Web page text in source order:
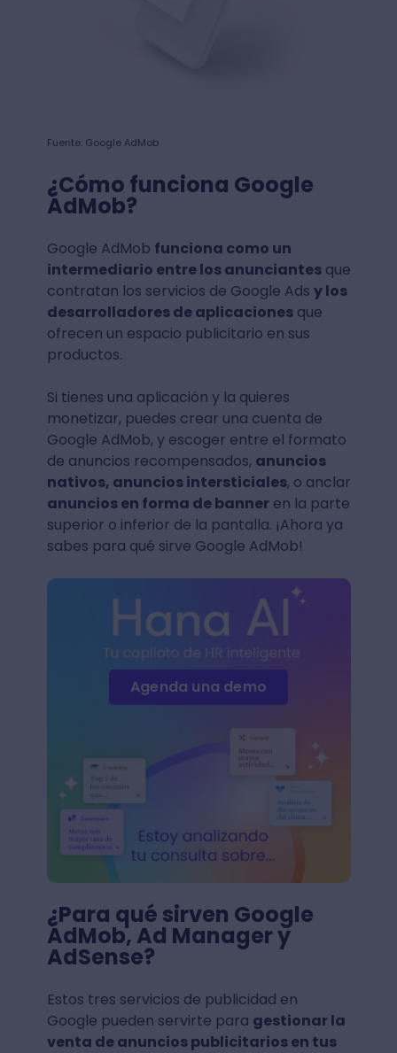
Fuente: Google AdMob
¿Cómo funciona Google
AdMob?
Google AdMob funciona como un
intermediario entre los anunciantesque
contratan los servicios de Google Ads y los
desarrolladores de aplicacionesque
ofrecen un espacio publicitario en sus
productos.
Si tienes una aplicación y la quieres
monetizar, puedes crear una cuenta de
Google AdMob, y escoger entre el formato
de anuncios recompensados, anuncios
nativos, anuncios intersticiales, o anclar
anuncios en forma de banner en la parte
superior o inferior de la pantalla. ¡Ahora ya
sabes para qué sirve Google AdMob!
Agenda una demo
¿Para qué sirven Google
AdMob, Ad Manager y
AdSense?
Estos tres servicios de publicidad en
Google pueden servirte para gestionar la
venta de anuncios publicitarios en tus